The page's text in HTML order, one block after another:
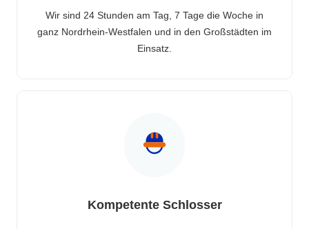
Wir sind 24 Stunden am Tag, 7 Tage die Woche in
ganz Nordrhein-Westfalen und in den Großstädten im
Einsatz.
Kompetente Schlosser